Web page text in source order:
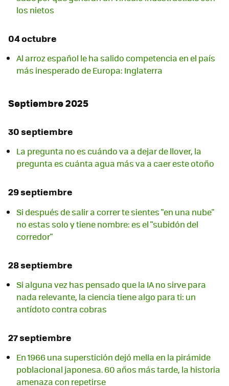
los nietos
04 octubre
Al arroz español le ha salido competencia en el país
más inesperado de Europa: Inglaterra
Septiembre 2025
30 septiembre
La pregunta no es cuándo va a dejar de llover, la
pregunta es cuánta agua más va a caer este otoño
29 septiembre
Si después de salir a correr te sientes "en una nube"
no estas solo y tiene nombre: es el "subidón del
corredor"
28 septiembre
Si alguna vez has pensado que la IA no sirve para
nada relevante, la ciencia tiene algo para ti: un
antídoto contra cobras
27 septiembre
En 1966 una superstición dejó mella en la pirámide
poblacional japonesa. 60 años más tarde, la historia
amenaza con repetirse